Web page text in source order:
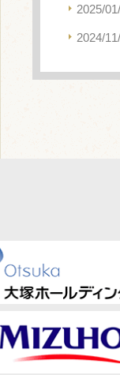
2025/
2024/